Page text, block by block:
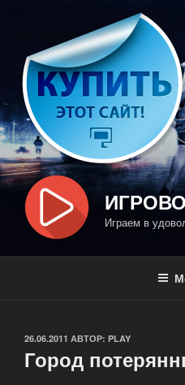
содержимому
Играем в
ОПУБЛИКОВАНО
26.06.2011 АВТОР: PLAY
Город